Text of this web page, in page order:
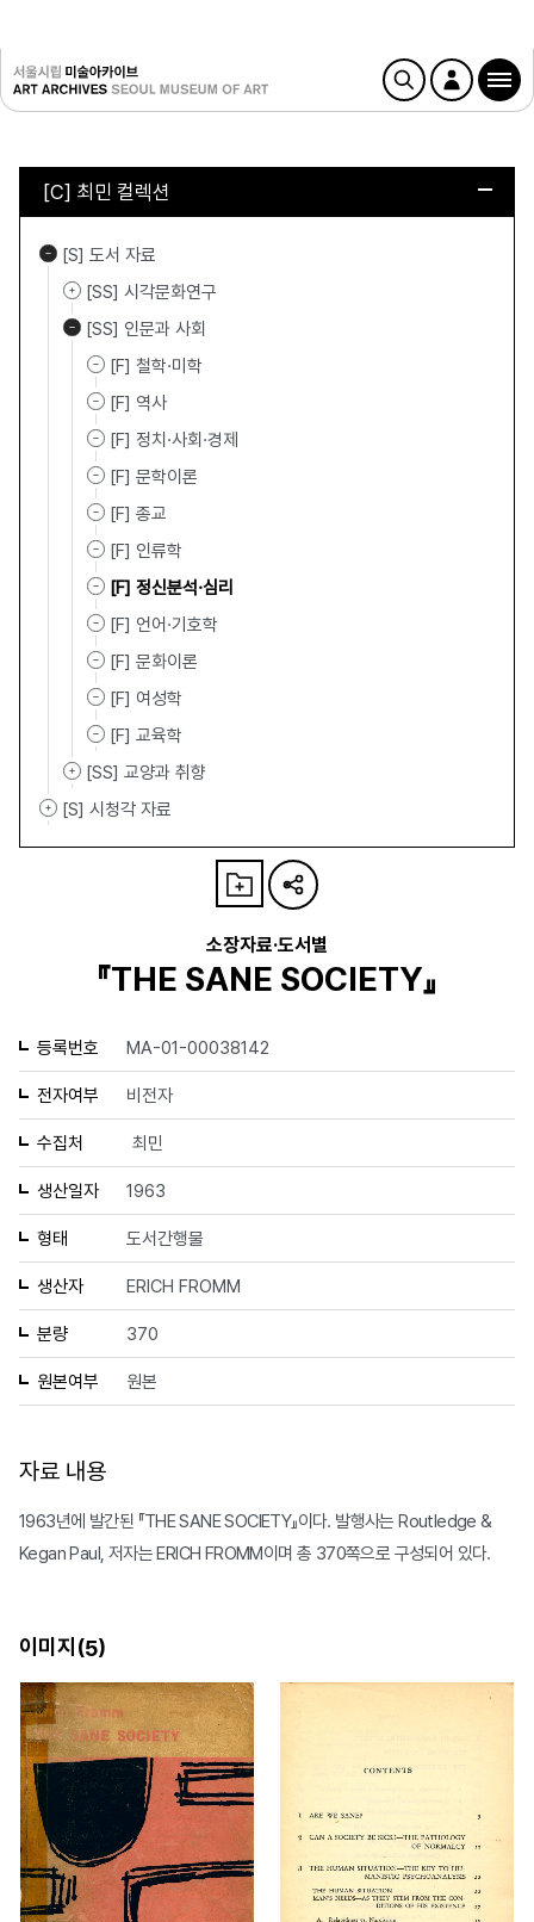
[C] 최민 컬렉션
[S] 도서 자료
[SS] 시각문화연구
[SS] 인문과 사회
[F] 철학·미학
[F] 역사
[F] 정치·사회·경제
[F] 문학이론
[F] 종교
[F] 인류학
[F] 정신분석·심리
[F] 언어·기호학
[F] 문화이론
[F] 여성학
[F] 교육학
[SS] 교양과 취향
[S] 시청각 자료
소장자료·도서별
『THE SANE SOCIETY』
등록번호 MA-01-00038142
전자여부 비전자
수집처 최민
생산일자 1963
형태 도서간행물
생산자 ERICH FROMM
분량 370
원본여부 원본
자료 내용
1963년에 발간된 『THE SANE SOCIETY』이다. 발행사는 Routledge &
Kegan Paul, 저자는 ERICH FROMM이며 총 370쪽으로 구성되어 있다.
이미지(5)